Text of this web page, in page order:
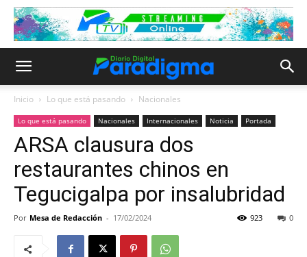
Inicio Lo que está pasando Nacionales
Lo que está pasando Nacionales Internacionales Noticia Portada
ARSA clausura dos
restaurantes chinos en
Tegucigalpa por insalubridad
Por Mesa de Redacción - 17/02/2024 0
923